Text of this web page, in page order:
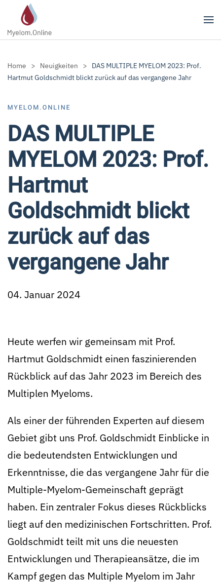
Zum Hauptinhalt springen
Home Neuigkeiten
DAS MULTIPLE MYELOM 2023: Prof.
Hartmut Goldschmidt blickt zurück auf das vergangene Jahr
MYELOM.ONLINE
DAS MULTIPLE
MYELOM 2023: Prof.
Hartmut
Goldschmidt blickt
zurück auf das
vergangene Jahr
04. Januar 2024
Heute werfen wir gemeinsam mit Prof.
Hartmut Goldschmidt einen faszinierenden
Rückblick auf das Jahr 2023 im Bereich des
Multiplen Myeloms.
Als einer der führenden Experten auf diesem
Gebiet gibt uns Prof. Goldschmidt Einblicke in
die bedeutendsten Entwicklungen und
Erkenntnisse, die das vergangene Jahr für die
Multiple-Myelom-Gemeinschaft geprägt
haben. Ein zentraler Fokus dieses Rückblicks
liegt auf den medizinischen Fortschritten. Prof.
Goldschmidt teilt mit uns die neuesten
Entwicklungen und Therapieansätze, die im
Kampf gegen das Multiple Myelom im Jahr